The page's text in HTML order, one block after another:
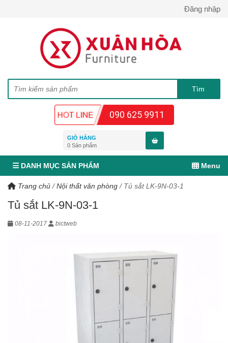
Đăng nhập
090 625 9911
GIỎ HÀNG
0 Sản phẩm
DANH MỤC SẢN PHẨM Menu
Trang chủ /Nội thất văn phòng / Tủ sắt LK-9N-03-1
Tủ sắt LK-9N-03-1
08-11-2017 bictweb